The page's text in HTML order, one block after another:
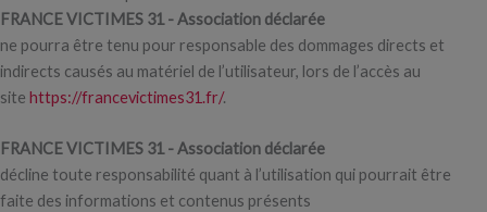
FRANCE VICTIMES 31 - Association déclarée
ne pourra être tenu pour responsable des dommages directs et
indirects causés au matériel de l’utilisateur, lors de l’accès au
site https://francevictimes31.fr/.
FRANCE VICTIMES 31 - Association déclarée
décline toute responsabilité quant à l’utilisation qui pourrait être
faite des informations et contenus présents